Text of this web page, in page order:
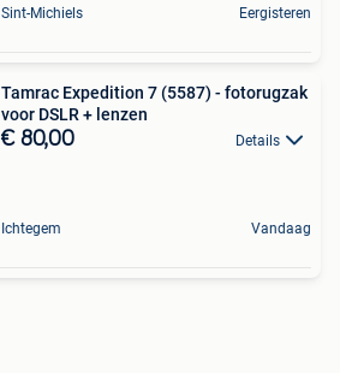
Sint-Michiels Eergisteren
Tamrac Expedition 7 (5587) - fotorugzak
voor DSLR + lenzen
€ 80,00 Details
Ichtegem Vandaag